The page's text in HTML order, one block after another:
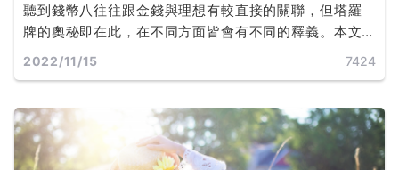
聽到錢幣八往往跟金錢與理想有較直接的關聯，但塔羅
牌的奧秘即在此，在不同方面皆會有不同的釋義。本文
將傳遞給你正逆位錢幣八對於愛情的忠告。
2022/11/15 7424